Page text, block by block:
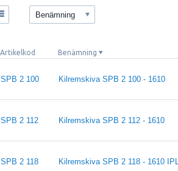
Benämning
Artikelkod Benämning
SPB 2 100 Kilremskiva SPB 2 100 - 1610
SPB 2 112 Kilremskiva SPB 2 112 - 1610
SPB 2 118 Kilremskiva SPB 2 118 - 1610 IPL